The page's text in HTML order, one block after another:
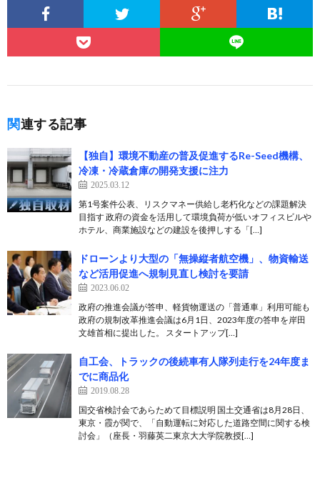
関連する記事
【独自】環境不動産の普及促進するRe-Seed機構、
冷凍・冷蔵倉庫の開発支援に注力
2025.03.12
第1号案件公表、リスクマネー供給し老朽化などの課題解決
目指す 政府の資金を活用して環境負荷が低いオフィスビルや
ホテル、商業施設などの建設を後押しする「[…]
ドローンより大型の「無操縦者航空機」、物資輸送
など活用促進へ規制見直し検討を要請
2023.06.02
政府の推進会議が答申、軽貨物運送の「普通車」利用可能も
政府の規制改革推進会議は6月1日、2023年度の答申を岸田
文雄首相に提出した。 スタートアップ[…]
自工会、トラックの後続車有人隊列走行を24年度ま
でに商品化
2019.08.28
国交省検討会であらためて目標説明 国土交通省は8月28日、
東京・霞が関で、「自動運転に対応した道路空間に関する検
討会」（座長・羽藤英二東京大大学院教授[…]